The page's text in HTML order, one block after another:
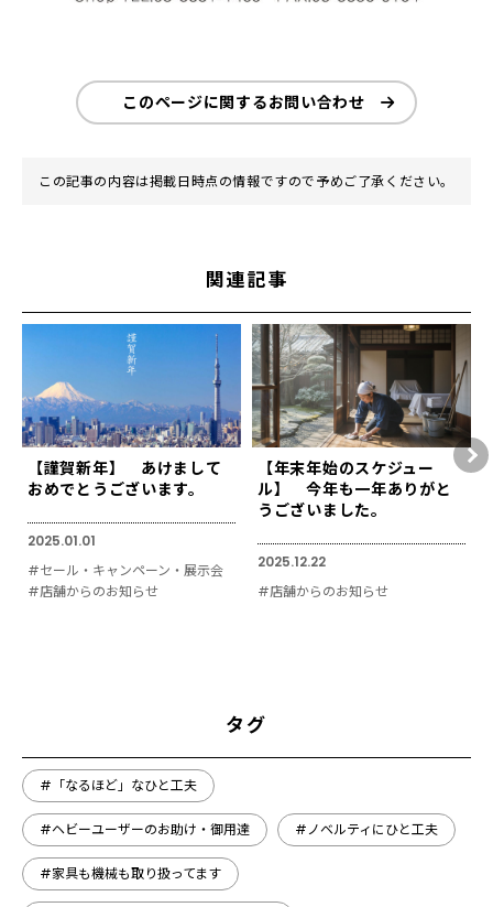
このページに関するお問い合わせ
この記事の内容は掲載日時点の情報ですので予めご了承ください。
関連記事
【謹賀新年】 あけまして
おめでとうございます。
2025.01.01
#セール・キャンペーン・展示会
#店舗からのお知らせ
【年末年始のスケジュー
ル】 今年も一年ありがと
うございました。
2025.12.22
#店舗からのお知らせ
タグ
#「なるほど」なひと工夫
#ヘビーユーザーのお助け・御用達 #ノベルティにひと工夫
#家具も機械も取り扱ってます